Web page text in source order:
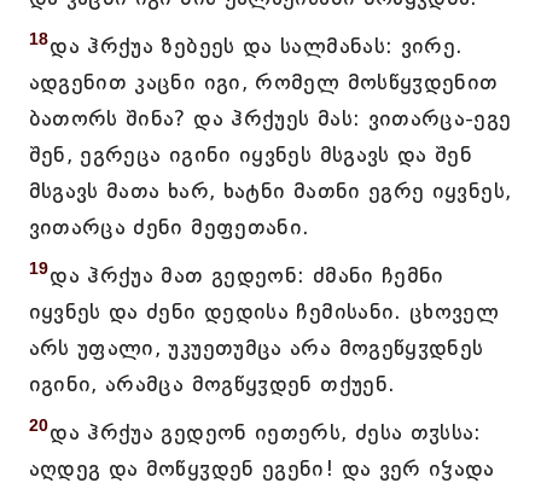
18და ჰრქუა ზებეეს და სალმანას: ვირე.
ადგენით კაცნი იგი, რომელ მოსწყჳდენით
ბათორს შინა? და ჰრქუეს მას: ვითარცა-ეგე
შენ, ეგრეცა იგინი იყვნეს მსგავს და შენ
მსგავს მათა ხარ, ხატნი მათნი ეგრე იყვნეს,
ვითარცა ძენი მეფეთანი.
19და ჰრქუა მათ გედეონ: ძმანი ჩემნი
იყვნეს და ძენი დედისა ჩემისანი. ცხოველ
არს უფალი, უკუეთუმცა არა მოგეწყჳდნეს
იგინი, არამცა მოგწყჳდენ თქუენ.
20და ჰრქუა გედეონ იეთერს, ძესა თჳსსა:
აღდეგ და მოწყჳდენ ეგენი! და ვერ იჴადა